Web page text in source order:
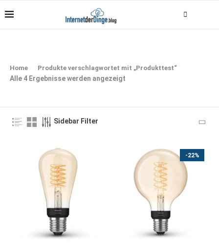
Home Produkte verschlagwortet mit „Produkttest“
Alle 4 Ergebnisse werden angezeigt
Sidebar Filter
-22%